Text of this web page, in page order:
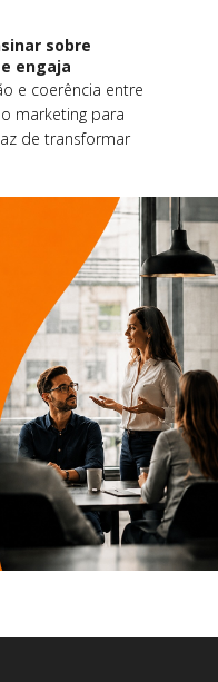
sobre
engaja
e coerência entre
marketing para
de transformar